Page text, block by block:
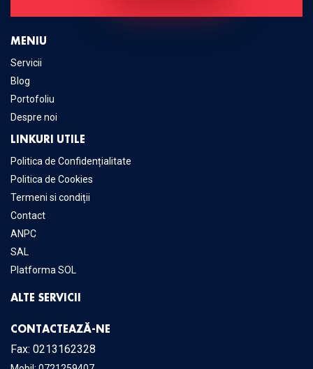
CONTACTEAZĂ-NE
Fax: 0213162328
MENIU
Servicii
Blog
Portofoliu
Despre noi
LINKURI UTILE
Politica de Confidențialitate
Politica de Cookies
Termeni si condiții
Contact
ANPC
SAL
Platforma SOL
ALTE SERVICII